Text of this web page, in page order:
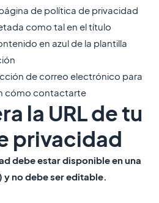
de política de privacidad
como tal en el título
en azul de la plantilla
de correo electrónico para
cómo contactarte
la URL de tu
privacidad
debe estar disponible en una
y no debe ser editable.